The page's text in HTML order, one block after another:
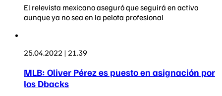
El relevista mexicano aseguró que seguirá en activo
aunque ya no sea en la pelota profesional
25.04.2022 | 21.39
MLB: Oliver Pérez es puesto en asignación por
los Dbacks